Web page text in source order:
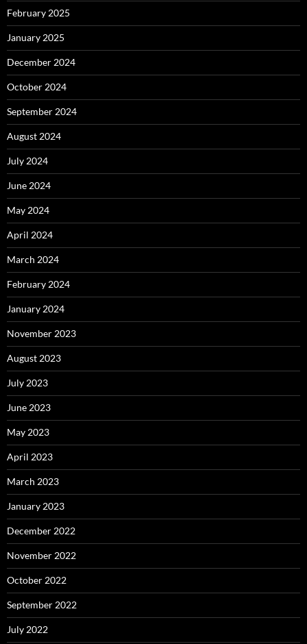
February 2025
January 2025
December 2024
October 2024
September 2024
August 2024
July 2024
June 2024
May 2024
April 2024
March 2024
February 2024
January 2024
November 2023
August 2023
July 2023
June 2023
May 2023
April 2023
March 2023
January 2023
December 2022
November 2022
October 2022
September 2022
July 2022